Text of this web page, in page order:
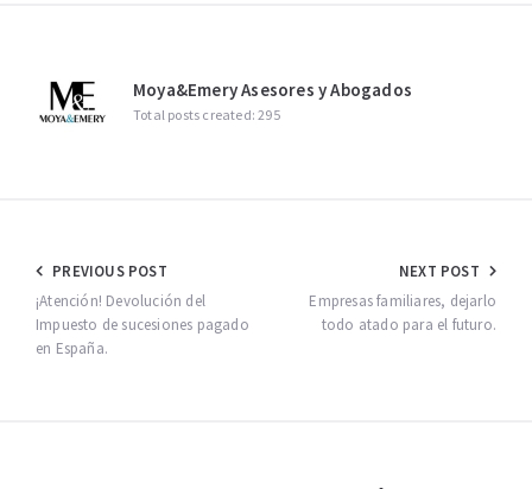
Moya&Emery Asesores y Abogados
Total posts created: 295
Navegación
de
entradas
PREVIOUS POST
¡Atención! Devolución del
Impuesto de sucesiones pagado
en España.
NEXT POST
Empresas familiares, dejarlo
todo atado para el futuro.